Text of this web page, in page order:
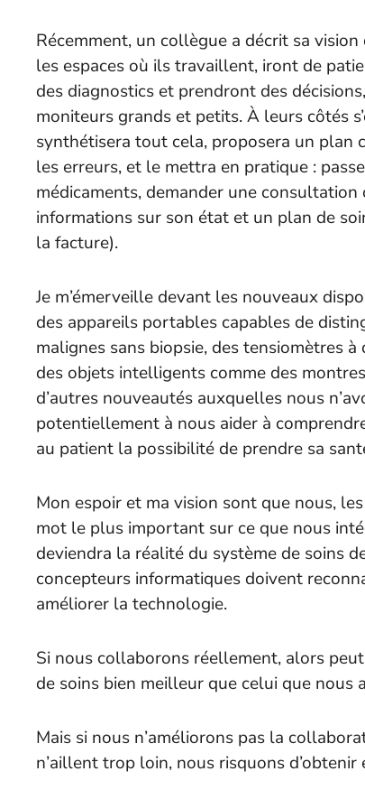
Récemment, un collègue a décrit sa
les espaces où ils travaillent, iront de
des diagnostics et prendront des
moniteurs grands et petits. À leurs côtés
synthétisera tout cela, proposera un plan
les erreurs, et le mettra en pratique :
médicaments, demander une
informations sur son état et un plan de
la facture).
Je m’émerveille devant les nouveaux
des appareils portables capables de
malignes sans biopsie, des tensiomètres
des objets intelligents comme des
d’autres nouveautés auxquelles nous
potentiellement à nous aider à
au patient la possibilité de prendre sa
Mon espoir et ma vision sont que nous,
mot le plus important sur ce que nous
deviendra la réalité du système de soins
concepteurs informatiques doivent
améliorer la technologie.
Si nous collaborons réellement, alors
de soins bien meilleur que celui que nous
Mais si nous n’améliorons pas la
n’aillent trop loin, nous risquons